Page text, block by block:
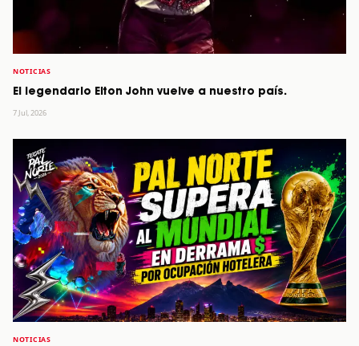
NOTICIAS
El legendario Elton John vuelve a nuestro país.
7 Jul, 2026
NOTICIAS